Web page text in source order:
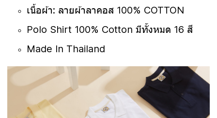
เนื้อผ้า: ลายผ้าลาคอส 100% COTTON
Polo Shirt 100% Cotton มีทั้งหมด 16 สี
Made In Thailand